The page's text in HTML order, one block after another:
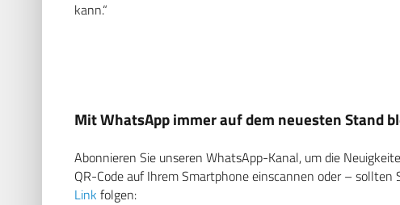
kann.“
Mit WhatsApp immer auf dem neuesten Stand
Abonnieren Sie unseren WhatsApp-Kanal, um die
QR-Code auf Ihrem Smartphone einscannen oder –
Link folgen: